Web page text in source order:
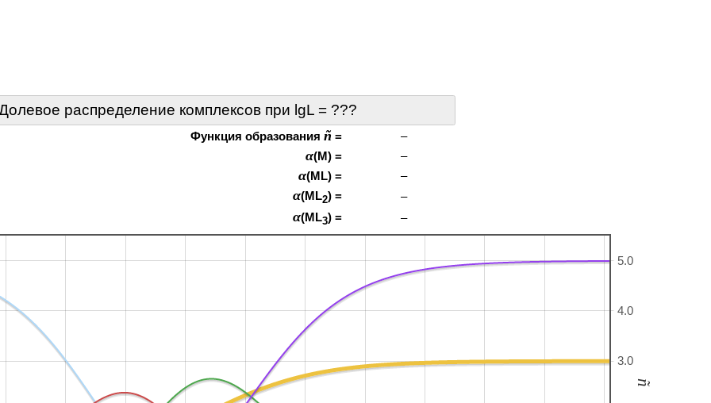
распределение комплексов при lgL = ???
Функция образования ñ = –
α(M) = –
α(ML) = –
α(ML2) = –
α(ML3) = –
3.0
4.0
5.0
ñ